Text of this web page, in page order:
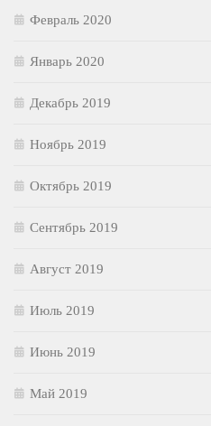
Февраль 2020
Январь 2020
Декабрь 2019
Ноябрь 2019
Октябрь 2019
Сентябрь 2019
Август 2019
Июль 2019
Июнь 2019
Май 2019